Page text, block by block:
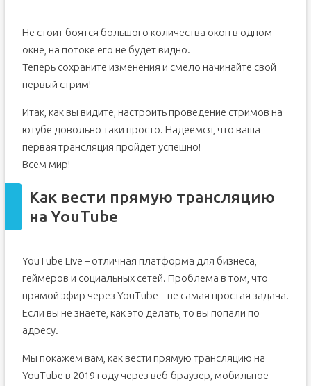
Не стоит боятся большого количества окон в одном
окне, на потоке его не будет видно.
Теперь сохраните изменения и смело начинайте свой
первый стрим!
Итак, как вы видите, настроить проведение стримов на
ютубе довольно таки просто. Надеемся, что ваша
первая трансляция пройдёт успешно!
Всем мир!
Как вести прямую трансляцию
на YouTube
YouTube Live – отличная платформа для бизнеса,
геймеров и социальных сетей. Проблема в том, что
прямой эфир через YouTube – не самая простая задача.
Если вы не знаете, как это делать, то вы попали по
адресу.
Мы покажем вам, как вести прямую трансляцию на
YouTube в 2019 году через веб-браузер, мобильное